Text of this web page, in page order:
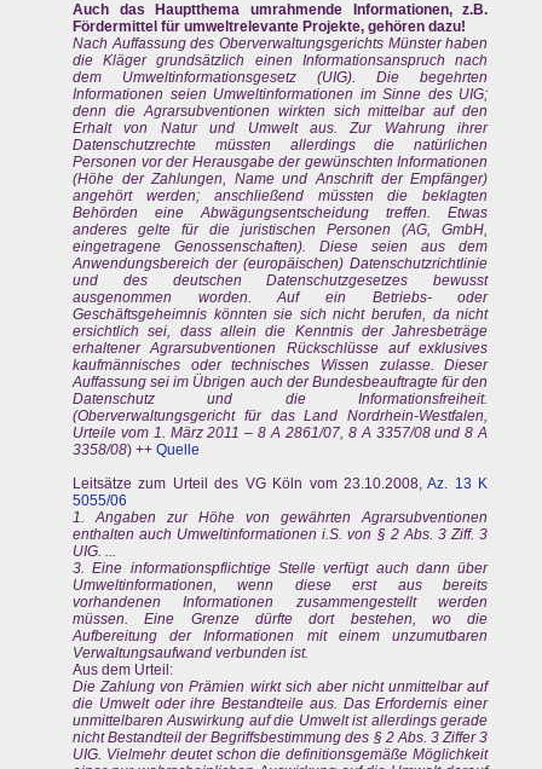
Auch das Hauptthema umrahmende Informationen, z.B.
Fördermittel für umweltrelevante Projekte, gehören dazu!
Nach Auffassung des Oberverwaltungsgerichts Münster haben
die Kläger grundsätzlich einen Informationsanspruch nach
dem Umweltinformationsgesetz (UIG). Die begehrten
Informationen seien Umweltinformationen im Sinne des UIG;
denn die Agrarsubventionen wirkten sich mittelbar auf den
Erhalt von Natur und Umwelt aus. Zur Wahrung ihrer
Datenschutzrechte müssten allerdings die natürlichen
Personen vor der Herausgabe der gewünschten Informationen
(Höhe der Zahlungen, Name und Anschrift der Empfänger)
angehört werden; anschließend müssten die beklagten
Behörden eine Abwägungsentscheidung treffen. Etwas
anderes gelte für die juristischen Personen (AG, GmbH,
eingetragene Genossenschaften). Diese seien aus dem
Anwendungsbereich der (europäischen) Datenschutzrichtlinie
und des deutschen Datenschutzgesetzes bewusst
ausgenommen worden. Auf ein Betriebs- oder
Geschäftsgeheimnis könnten sie sich nicht berufen, da nicht
ersichtlich sei, dass allein die Kenntnis der Jahresbeträge
erhaltener Agrarsubventionen Rückschlüsse auf exklusives
kaufmännisches oder technisches Wissen zulasse. Dieser
Auffassung sei im Übrigen auch der Bundesbeauftragte für den
Datenschutz und die Informationsfreiheit.
(Oberverwaltungsgericht für das Land Nordrhein-Westfalen,
Urteile vom 1. März 2011 – 8 A 2861/07, 8 A 3357/08 und 8 A
3358/08) ++ Quelle
Leitsätze zum Urteil des VG Köln vom 23.10.2008,Az. 13 K
5055/06
1. Angaben zur Höhe von gewährten Agrarsubventionen
enthalten auch Umweltinformationen i.S. von § 2 Abs. 3 Ziff. 3
UIG. ...
3. Eine informationspflichtige Stelle verfügt auch dann über
Umweltinformationen, wenn diese erst aus bereits
vorhandenen Informationen zusammengestellt werden
müssen. Eine Grenze dürfte dort bestehen, wo die
Aufbereitung der Informationen mit einem unzumutbaren
Verwaltungsaufwand verbunden ist.
Aus dem Urteil:
Die Zahlung von Prämien wirkt sich aber nicht unmittelbar auf
die Umwelt oder ihre Bestandteile aus. Das Erfordernis einer
unmittelbaren Auswirkung auf die Umwelt ist allerdings gerade
nicht Bestandteil der Begriffsbestimmung des § 2 Abs. 3 Ziffer 3
UIG. Vielmehr deutet schon die definitionsgemäße Möglichkeit